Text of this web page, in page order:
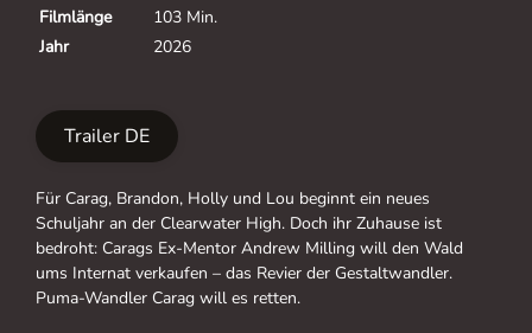
Filmlänge
103 Min.
Jahr
2026
Trailer DE
Für Carag, Brandon, Holly und Lou beginnt ein neues
Schuljahr an der Clearwater High. Doch ihr Zuhause ist
bedroht: Carags Ex-Mentor Andrew Milling will den Wald
ums Internat verkaufen – das Revier der Gestaltwandler.
Puma-Wandler Carag will es retten.